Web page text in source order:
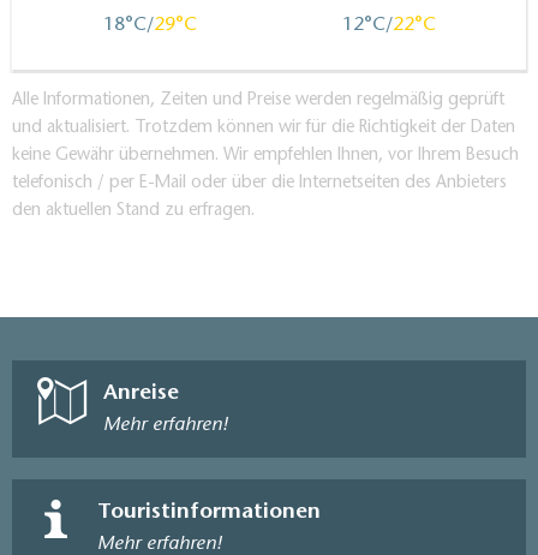
18 29 12 22
Alle Informationen, Zeiten und Preise werden regelmäßig geprüft
und aktualisiert. Trotzdem können wir für die Richtigkeit der Daten
keine Gewähr übernehmen. Wir empfehlen Ihnen, vor Ihrem Besuch
telefonisch / per E-Mail oder über die Internetseiten des Anbieters
den aktuellen Stand zu erfragen.
Anreise
Mehr erfahren!
Touristinformationen
Mehr erfahren!